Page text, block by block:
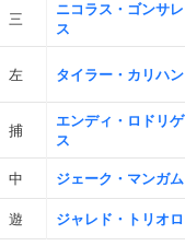
三
ニコラス・ゴンサレ
ス
左 タイラー・カリハン
捕
エンディ・ロドリゲ
ス
中 ジェーク・マンガム
遊 ジャレド・トリオロ